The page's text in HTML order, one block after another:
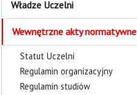
Władze Uczelni
Wewnętrzne akty normatywne
Statut Uczelni
Regulamin organizacyjny
Regulamin studiów